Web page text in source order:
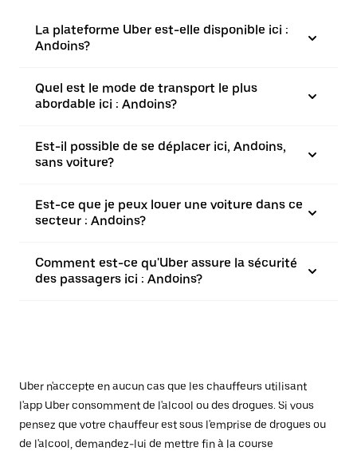
La plateforme Uber est-elle disponible ici :
Andoins?
Quel est le mode de transport le plus
abordable ici : Andoins?
Est-il possible de se déplacer ici, Andoins,
sans voiture?
Est-ce que je peux louer une voiture dans ce
secteur : Andoins?
Comment est-ce qu'Uber assure la sécurité
des passagers ici : Andoins?
Uber n'accepte en aucun cas que les chauffeurs utilisant
l'app Uber consomment de l'alcool ou des drogues. Si vous
pensez que votre chauffeur est sous l'emprise de drogues ou
de l'alcool, demandez-lui de mettre fin à la course